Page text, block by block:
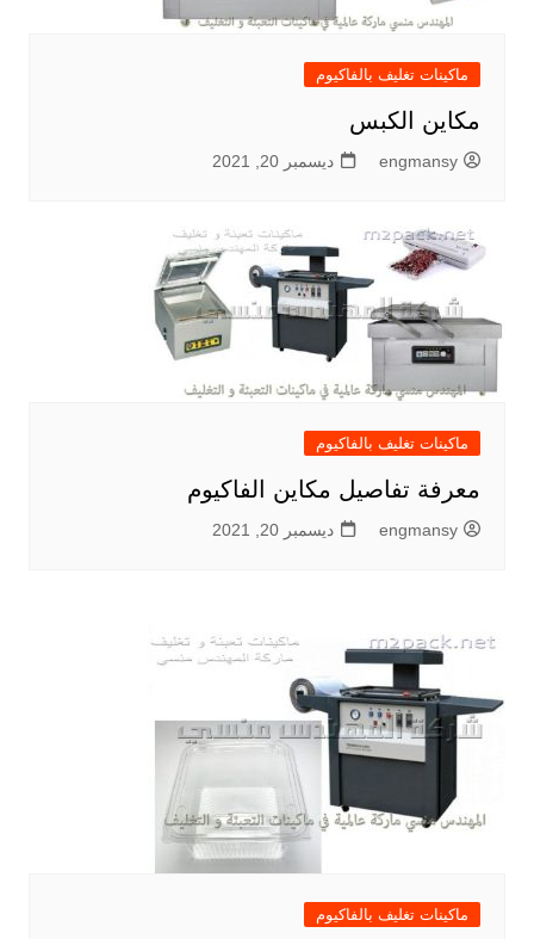
ماكينات تغليف بالفاكيوم
مكاين الكبس
engmansy ديسمبر 20, 2021
ماكينات تغليف بالفاكيوم
معرفة تفاصيل مكاين الفاكيوم
engmansy ديسمبر 20, 2021
ماكينات تغليف بالفاكيوم